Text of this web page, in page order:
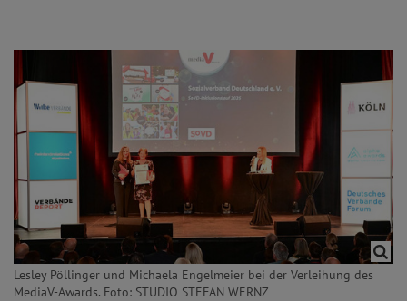
Lesley Pöllinger und Michaela Engelmeier bei der Verleihung des
MediaV-Awards. Foto: STUDIO STEFAN WERNZ